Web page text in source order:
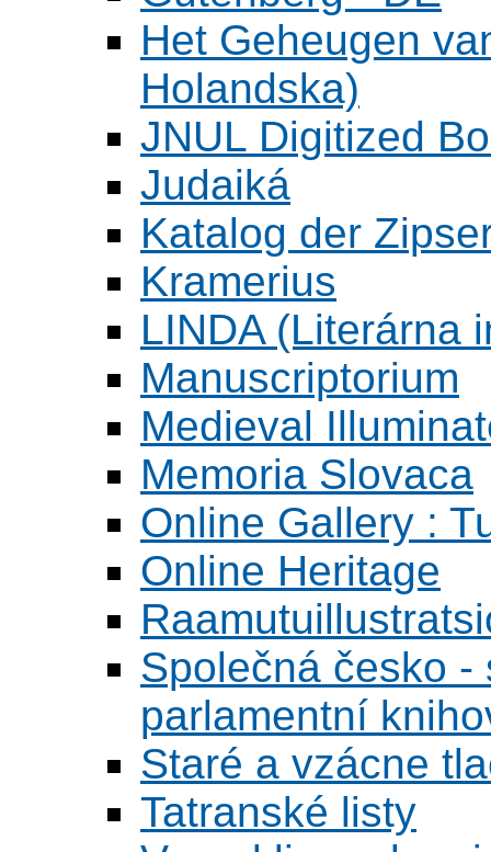
Het Geheugen
Holandska)
JNUL Digitized
Judaiká
Katalog der
Kramerius
LINDA (Literárna
Manuscriptorium
Medieval
Memoria Slovaca
Online Gallery :
Online Heritage
Společná česko
parlamentní
Staré a vzácne
Tatranské listy